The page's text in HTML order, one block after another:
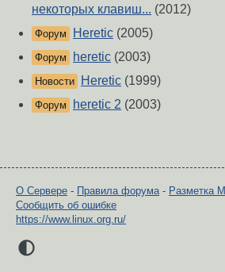
некоторых клавиш... (2012)
Форум Heretic (2005)
Форум heretic (2003)
Новости Heretic (1999)
Форум heretic 2 (2003)
О Сервере - Правила форума- Разметка
Сообщить об ошибке
https://www.linux.org.ru/